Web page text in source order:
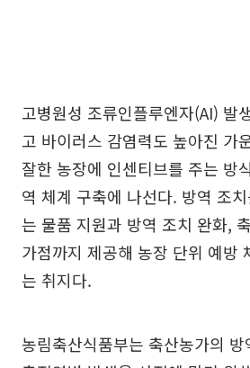
고병원성 조류인플루엔자(AI) 발
고 바이러스 감염력도 높아진 가
잘한 농장에 인센티브를 주는 방
역 체계 구축에 나선다. 방역 조
는 물품 지원과 방역 조치 완화,
가점까지 제공해 농장 단위 예방
는 취지다.
농림축산식품부는 축산농가의